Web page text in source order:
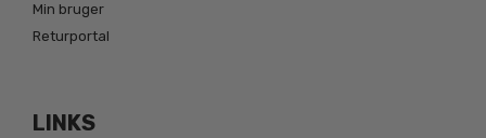
Min bruger
Returportal
LINKS